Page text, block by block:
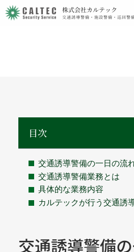
株式会社カルテック
交通誘導警備・施設警備・巡回警
目次
交通誘導警備の一日の流
交通誘導警備業務とは
具体的な業務内容
カルテックが行う交通誘
交通誘導警備